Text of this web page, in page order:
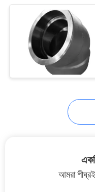
মলনযোগ্য
নমনীয়
আমরা